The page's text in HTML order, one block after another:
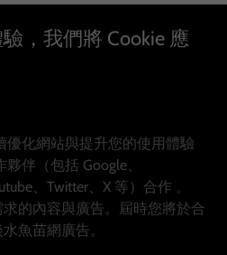
淡水魚苗網
中正二路155-4號
點我立即免費諮詢魚苗 )
私權政策
，我們將 Cookie 應
優化網站與提升您的使用體驗
伴（包括 Google、
、Twitter、X 等）合作 。
的內容與廣告。屆時您將於合
魚苗網廣告。